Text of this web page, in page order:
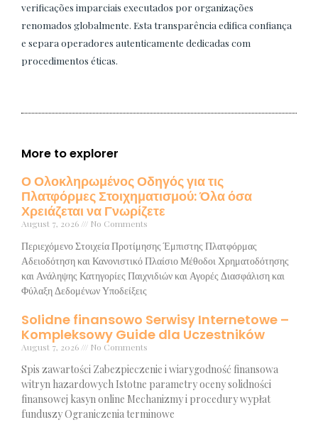
verificações imparciais executados por organizações
renomados globalmente. Esta transparência edifica confiança
e separa operadores autenticamente dedicadas com
procedimentos éticas.
More to explorer
Ο Ολοκληρωμένος Οδηγός για τις
Πλατφόρμες Στοιχηματισμού: Όλα όσα
Χρειάζεται να Γνωρίζετε
August 7, 2026 No Comments
Περιεχόμενο Στοιχεία Προτίμησης Έμπιστης Πλατφόρμας
Αδειοδότηση και Κανονιστικό Πλαίσιο Μέθοδοι Χρηματοδότησης
και Ανάληψης Κατηγορίες Παιχνιδιών και Αγορές Διασφάλιση και
Φύλαξη Δεδομένων Υποδείξεις
Solidne finansowo Serwisy Internetowe –
Kompleksowy Guide dla Uczestników
August 7, 2026 No Comments
Spis zawartości Zabezpieczenie i wiarygodność finansowa
witryn hazardowych Istotne parametry oceny solidności
finansowej kasyn online Mechanizmy i procedury wypłat
funduszy Ograniczenia terminowe